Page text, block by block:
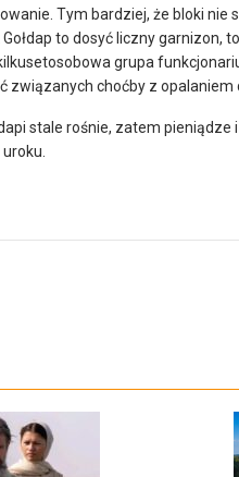
Tym bardziej, że bloki nie
to dosyć liczny garnizon,
grupa
związanych choćby z opalaniem
stale rośnie, zatem